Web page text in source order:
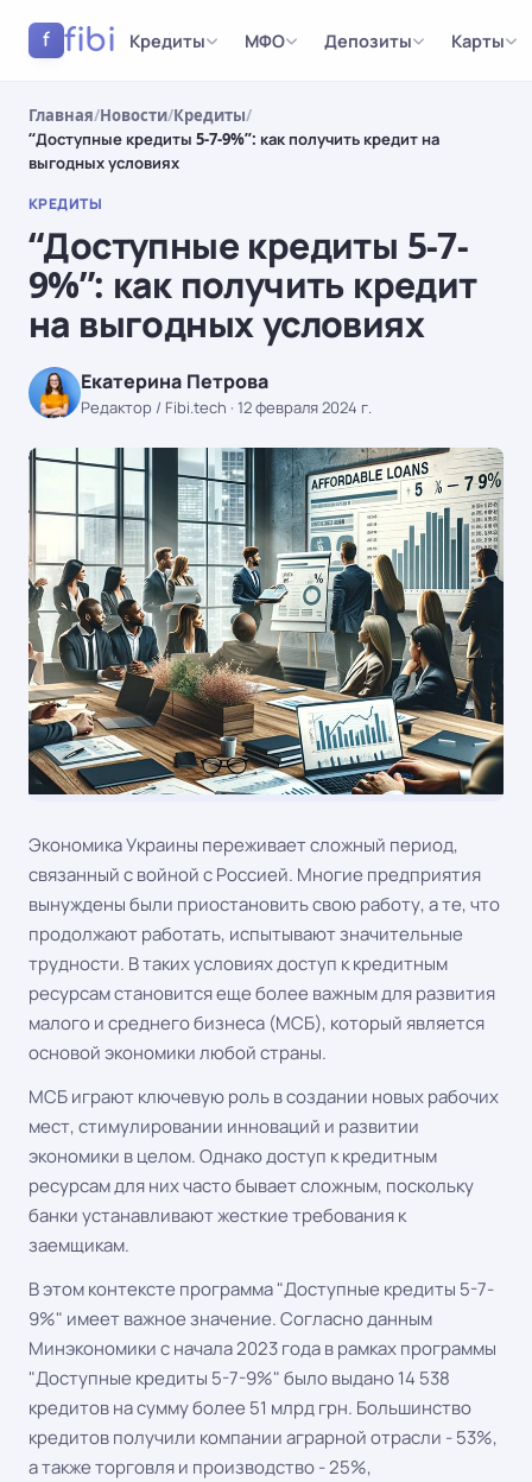
f fibi Кредиты МФО Депозиты Карты
Главная/Новости/Кредиты/
“Доступные кредиты 5-7-9%”: как получить кредит на
выгодных условиях
КРЕДИТЫ
“Доступные кредиты 5-7-
9%”: как получить кредит
на выгодных условиях
Екатерина Петрова
Редактор / Fibi.tech · 12 февраля 2024 г.
КРЕДИТЫ
Экономика Украины переживает сложный период,
связанный с войной с Россией. Многие предприятия
вынуждены были приостановить свою работу, а те, что
продолжают работать, испытывают значительные
трудности. В таких условиях доступ к кредитным
ресурсам становится еще более важным для развития
малого и среднего бизнеса (МСБ), который является
основой экономики любой страны.
МСБ играют ключевую роль в создании новых рабочих
мест, стимулировании инноваций и развитии
экономики в целом. Однако доступ к кредитным
ресурсам для них часто бывает сложным, поскольку
банки устанавливают жесткие требования к
заемщикам.
В этом контексте программа "Доступные кредиты 5-7-
9%" имеет важное значение. Согласно данным
Минэкономики с начала 2023 года в рамках программы
"Доступные кредиты 5-7-9%" было выдано 14 538
кредитов на сумму более 51 млрд грн. Большинство
кредитов получили компании аграрной отрасли - 53%,
а также торговля и производство - 25%,